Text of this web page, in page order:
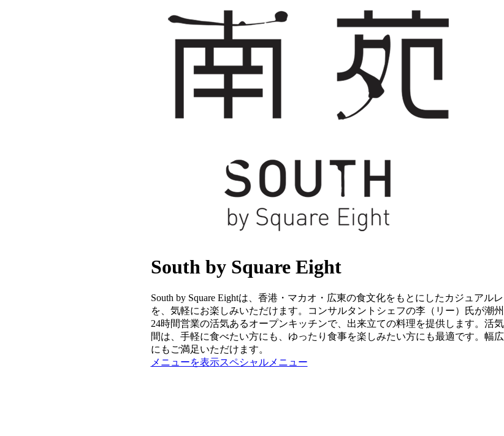
South by Square Eight
South by Square Eightは、香港・マカオ・広東の食文化をもとにしたカジュアル
を、気軽にお楽しみいただけます。コンサルタントシェフの李（リー）氏が潮
24時間営業の活気あるオープンキッチンで、出来立ての料理を提供します。活
間は、手軽に食べたい方にも、ゆったり食事を楽しみたい方にも最適です。幅
にもご満足いただけます。
メニューを表示スペシャルメニュー